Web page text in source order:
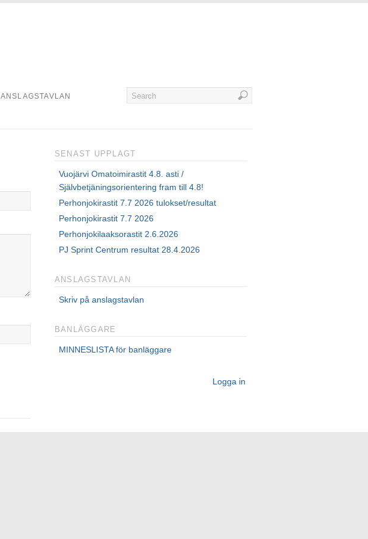
ANSLAGSTAVLAN
SENAST UPPLAGT
Vuojärvi Omatoimirastit 4.8. asti /
Självbetjäningsorientering fram till 4.8!
Perhonjokirastit 7.7 2026 tulokset/resultat
Perhonjokirastit 7.7 2026
Perhonjokilaaksorastit 2.6.2026
PJ Sprint Centrum resultat 28.4.2026
ANSLAGSTAVLAN
Skriv på anslagstavlan
BANLÄGGARE
MINNESLISTA för banläggare
Logga in